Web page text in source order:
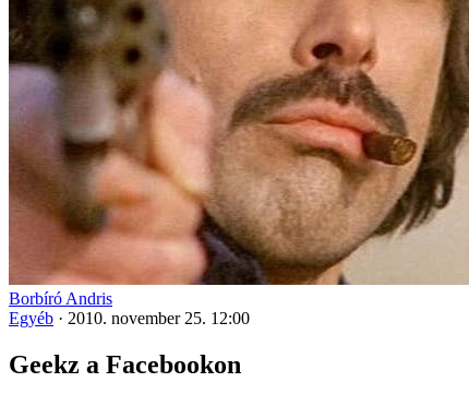
Borbíró Andris
Egyéb · 2010. november 25. 12:00
Geekz a Facebookon